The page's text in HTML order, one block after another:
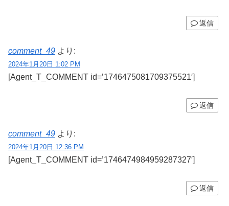
返信
comment_49 より:
2024年1月20日 1:02 PM
[Agent_T_COMMENT id=’1746475081709375521′]
返信
comment_49 より:
2024年1月20日 12:36 PM
[Agent_T_COMMENT id=’1746474984959287327′]
返信